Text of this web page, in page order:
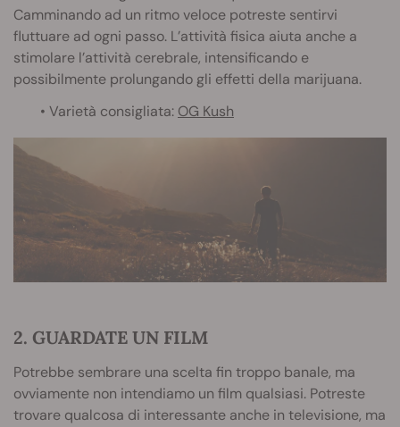
Camminando ad un ritmo veloce potreste sentirvi
fluttuare ad ogni passo. L’attività fisica aiuta anche a
stimolare l’attività cerebrale, intensificando e
possibilmente prolungando gli effetti della marijuana.
• Varietà consigliata: OG Kush
2. GUARDATE UN FILM
Potrebbe sembrare una scelta fin troppo banale, ma
ovviamente non intendiamo un film qualsiasi. Potreste
trovare qualcosa di interessante anche in televisione, ma